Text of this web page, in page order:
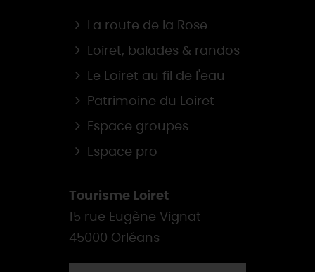
La route de la Rose
Loiret, balades & randos
Le Loiret au fil de l'eau
Patrimoine du Loiret
Espace groupes
Espace pro
Tourisme Loiret
15 rue Eugène Vignat
45000 Orléans